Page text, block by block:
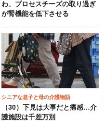
わ、プロセスチーズの取り過ぎ
が腎機能を低下させる
シニアな息子と母の介護物語
（30）下見は大事だと痛感…介
護施設は千差万別